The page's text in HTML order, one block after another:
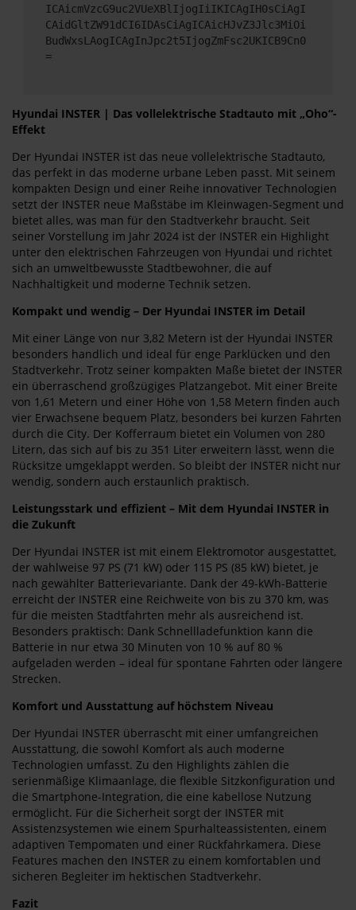
ICAicmVzcG9uc2VUeXBlIjogIiIKICAgIH0sCiAgI
CAidGltZW91dCI6IDAsCiAgICAicHJvZ3Jlc3MiOi
BudWxsLAogICAgInJpc2t5IjogZmFsc2UKICB9Cn0
=
Hyundai INSTER | Das vollelektrische Stadtauto mit „Oho“-
Effekt
Der Hyundai INSTER ist das neue vollelektrische Stadtauto,
das perfekt in das moderne urbane Leben passt. Mit seinem
kompakten Design und einer Reihe innovativer Technologien
setzt der INSTER neue Maßstäbe im Kleinwagen-Segment und
bietet alles, was man für den Stadtverkehr braucht. Seit
seiner Vorstellung im Jahr 2024 ist der INSTER ein Highlight
unter den elektrischen Fahrzeugen von Hyundai und richtet
sich an umweltbewusste Stadtbewohner, die auf
Nachhaltigkeit und moderne Technik setzen.
Kompakt und wendig – Der Hyundai INSTER im Detail
Mit einer Länge von nur 3,82 Metern ist der Hyundai INSTER
besonders handlich und ideal für enge Parklücken und den
Stadtverkehr. Trotz seiner kompakten Maße bietet der INSTER
ein überraschend großzügiges Platzangebot. Mit einer Breite
von 1,61 Metern und einer Höhe von 1,58 Metern finden auch
vier Erwachsene bequem Platz, besonders bei kurzen Fahrten
durch die City. Der Kofferraum bietet ein Volumen von 280
Litern, das sich auf bis zu 351 Liter erweitern lässt, wenn die
Rücksitze umgeklappt werden. So bleibt der INSTER nicht nur
wendig, sondern auch erstaunlich praktisch.
Leistungsstark und effizient – Mit dem Hyundai INSTER in
die Zukunft
Der Hyundai INSTER ist mit einem Elektromotor ausgestattet,
der wahlweise 97 PS (71 kW) oder 115 PS (85 kW) bietet, je
nach gewählter Batterievariante. Dank der 49-kWh-Batterie
erreicht der INSTER eine Reichweite von bis zu 370 km, was
für die meisten Stadtfahrten mehr als ausreichend ist.
Besonders praktisch: Dank Schnellladefunktion kann die
Batterie in nur etwa 30 Minuten von 10 % auf 80 %
aufgeladen werden – ideal für spontane Fahrten oder längere
Strecken.
Komfort und Ausstattung auf höchstem Niveau
Der Hyundai INSTER überrascht mit einer umfangreichen
Ausstattung, die sowohl Komfort als auch moderne
Technologien umfasst. Zu den Highlights zählen die
serienmäßige Klimaanlage, die flexible Sitzkonfiguration und
die Smartphone-Integration, die eine kabellose Nutzung
ermöglicht. Für die Sicherheit sorgt der INSTER mit
Assistenzsystemen wie einem Spurhalteassistenten, einem
adaptiven Tempomaten und einer Rückfahrkamera. Diese
Features machen den INSTER zu einem komfortablen und
sicheren Begleiter im hektischen Stadtverkehr.
Fazit